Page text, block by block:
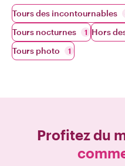
Tours des incontournables
Tours nocturnes 1 Hors
Tours photo 1
Profitez du